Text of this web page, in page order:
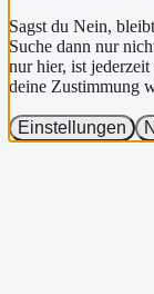
Sagst du Nein,
Suche dann nur
nur hier, ist
deine Zustimmung
Einstellungen